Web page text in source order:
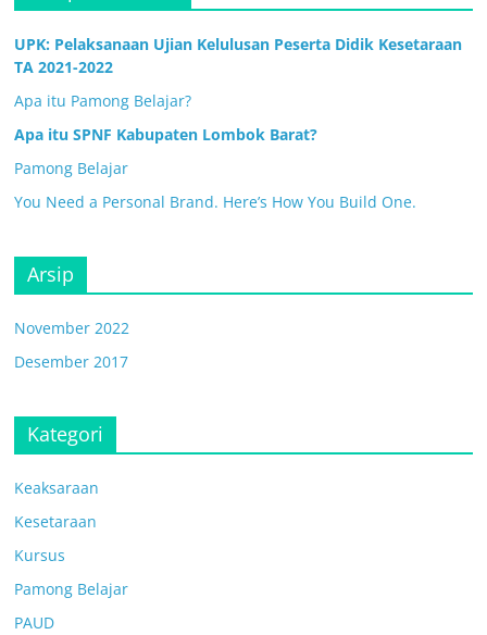
UPK: Pelaksanaan Ujian Kelulusan Peserta Didik Kesetaraan
TA 2021-2022
Apa itu Pamong Belajar?
Apa itu SPNF Kabupaten Lombok Barat?
Pamong Belajar
You Need a Personal Brand. Here’s How You Build One.
Arsip
November 2022
Desember 2017
Kategori
Keaksaraan
Kesetaraan
Kursus
Pamong Belajar
PAUD